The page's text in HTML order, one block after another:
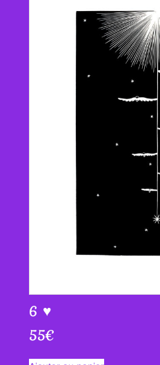
6 ♥
55€